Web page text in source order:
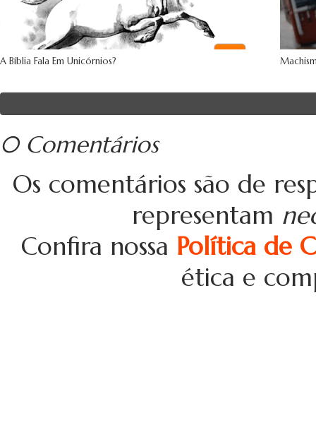
A Bíblia Fala Em Unicórnios?
0 Comentários
Os comentários são de
representam
Confira nossa Política de
ética e